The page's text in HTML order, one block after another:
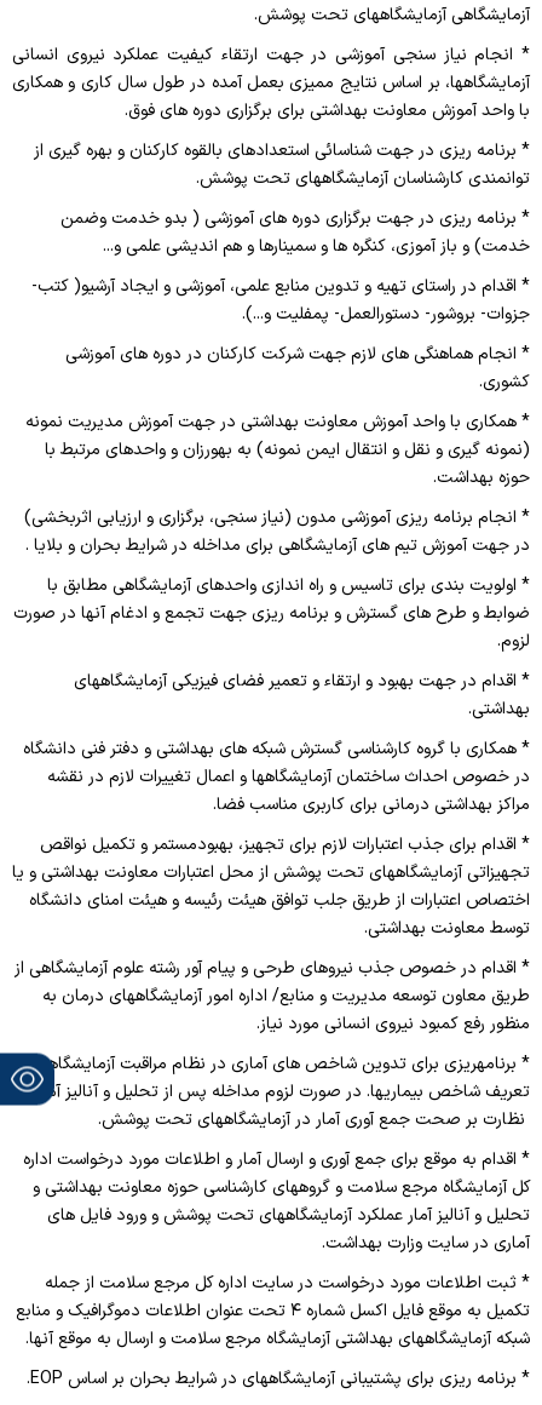
آزمایشگاهی آزمایشگاههای تحت پوشش.
* انجام نیاز سنجی آموزشی در جهت ارتقاء کیفیت عملکرد نیروی انسانی
آزمایشگاهها، بر اساس نتایج ممیزی بعمل آمده در طول سال کاری و همکاری
با واحد آموزش معاونت بهداشتی برای برگزاری دوره های فوق.
* برنامه ریزی در جهت شناسائی استعدادهای بالقوه کارکنان و بهره گیری از
توانمندی کارشناسان آزمایشگاههای تحت پوشش.
* برنامه ریزی در جهت برگزاری دوره های آموزشی ( بدو خدمت وضمن
خدمت) و باز آموزی، کنگره ها و سمینارها و هم اندیشی علمی و...
* اقدام در راستای تهیه و تدوین منابع علمی، آموزشی و ایجاد آرشیو( کتب-
جزوات- بروشور- دستورالعمل- پمفلیت و...).
* انجام هماهنگی های لازم جهت شرکت کارکنان در دوره های آموزشی
کشوری.
* همکاری با واحد آموزش معاونت بهداشتی در جهت آموزش مدیریت نمونه
(نمونه گیری و نقل و انتقال ایمن نمونه) به بهورزان و واحدهای مرتبط با
حوزه بهداشت.
* انجام برنامه ریزی آموزشی مدون (نیاز سنجی، برگزاری و ارزیابی اثربخشی)
در جهت آموزش تیم های آزمایشگاهی برای مداخله در شرایط بحران و بلایا .
* اولویت بندی برای تاسیس و راه اندازی واحدهای آزمایشگاهی مطابق با
ضوابط و طرح های گسترش و برنامه ریزی جهت تجمع و ادغام آنها در صورت
لزوم.
* اقدام در جهت بهبود و ارتقاء و تعمیر فضای فیزیکی آزمایشگاههای
بهداشتی.
* همکاری با گروه کارشناسی گسترش شبکه های بهداشتی و دفتر فنی دانشگاه
در خصوص احداث ساختمان آزمایشگاهها و اعمال تغییرات لازم در نقشه
مراکز بهداشتی درمانی برای کاربری مناسب فضا.
* اقدام برای جذب اعتبارات لازم برای تجهیز، بهبودمستمر و تکمیل نواقص
تجهیزاتی آزمایشگاههای تحت پوشش از محل اعتبارات معاونت بهداشتی و یا
اختصاص اعتبارات از طریق جلب توافق هیئت رئیسه و هیئت امنای دانشگاه
توسط معاونت بهداشتی.
* اقدام در خصوص جذب نیروهای طرحی و پیام آور رشته علوم آزمایشگاهی از
طریق معاون توسعه مدیریت و منابع/ اداره امور آزمایشگاههای درمان به
منظور رفع کمبود نیروی انسانی مورد نیاز.
* برنامه­ریزی برای تدوین شاخص های آماری در نظام مراقبت آزمایشگاهی و
تعریف شاخص بیماریها. در صورت لزوم مداخله پس از تحلیل و آنالیز آمار.
نظارت بر صحت جمع آوری آمار در آزمایشگاههای تحت پوشش.
* اقدام به موقع برای جمع آوری و ارسال آمار و اطلاعات مورد درخواست اداره
کل آزمایشگاه مرجع سلامت و گروههای کارشناسی حوزه معاونت بهداشتی و
تحلیل و آنالیز آمار عملکرد آزمایشگاههای تحت پوشش و ورود فایل های
آماری در سایت وزارت بهداشت.
* ثبت اطلاعات مورد درخواست در سایت اداره کل مرجع سلامت از جمله
تکمیل به موقع فایل اکسل شماره ۴ تحت عنوان اطلاعات دموگرافیک و منابع
شبکه آزمایشگاههای بهداشتی آزمایشگاه مرجع سلامت و ارسال به موقع آنها.
* برنامه ریزی برای پشتیبانی آزمایشگاههای در شرایط بحران بر اساس EOP
.